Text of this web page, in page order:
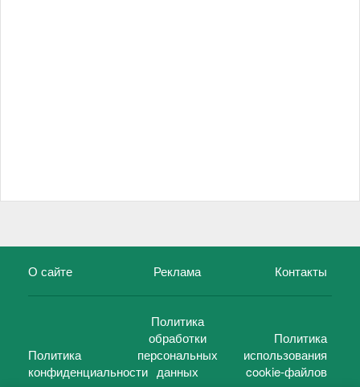
О сайте Реклама Контакты
Политика
конфиденциальности
Политика
обработки
персональных
данных
Политика
использования
cookie-файлов